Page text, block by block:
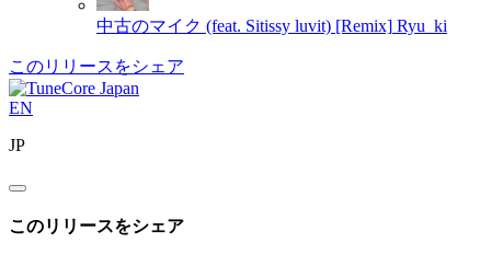
中古のマイク (feat. Sitissy luvit) [Remix] Ryu_ki
このリリースをシェア
EN
JP
このリリースをシェア